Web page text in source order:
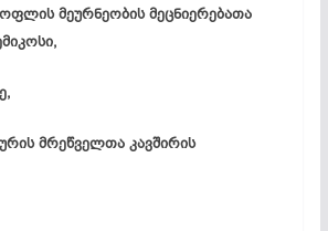
მეურნეობის მეცნიერებათა
მრეწველთა კავშირის